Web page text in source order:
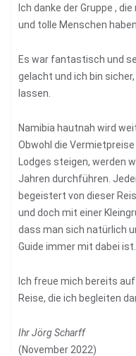
Ich danke der Gruppe ,
und tolle Menschen
Es war fantastisch und
gelacht und ich bin
lassen.
Namibia hautnah wird
Obwohl die
Lodges steigen, werden
Jahren durchführen.
begeistert von dieser
und doch mit einer
dass man sich natürlich
Guide immer mit dabei ist.
Ich freue mich bereits
Reise, die ich begleiten
Ihr Jörg Scharff
(November 2022)